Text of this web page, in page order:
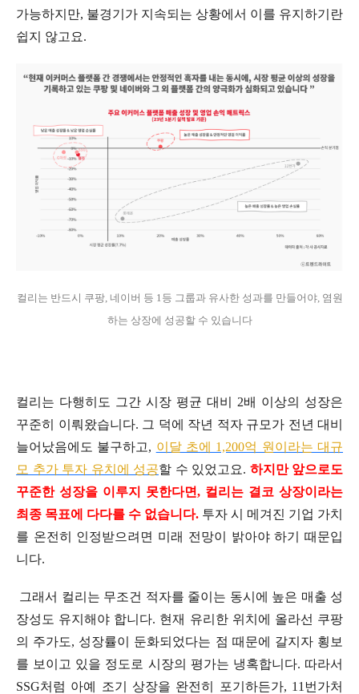
가능하지만, 불경기가 지속되는 상황에서 이를 유지하기란
쉽지 않고요.
컬리는 반드시 쿠팡, 네이버 등 1등 그룹과 유사한 성과를 만들어야, 염원
하는 상장에 성공할 수 있습니다
컬리는 다행히도 그간 시장 평균 대비 2배 이상의 성장은
꾸준히 이뤄왔습니다. 그 덕에 작년 적자 규모가 전년 대비
늘어났음에도 불구하고, 이달 초에 1,200억 원이라는 대규
모 추가 투자 유치에 성공할 수 있었고요. 하지만 앞으로도
꾸준한 성장을 이루지 못한다면, 컬리는 결코 상장이라는
최종 목표에 다다를 수 없습니다. 투자 시 메겨진 기업 가치
를 온전히 인정받으려면 미래 전망이 밝아야 하기 때문입
니다.
그래서 컬리는 무조건 적자를 줄이는 동시에 높은 매출 성
장성도 유지해야 합니다. 현재 유리한 위치에 올라선 쿠팡
의 주가도, 성장률이 둔화되었다는 점 때문에 갈지자 횡보
를 보이고 있을 정도로 시장의 평가는 냉혹합니다. 따라서
SSG처럼 아예 조기 상장을 완전히 포기하든가, 11번가처